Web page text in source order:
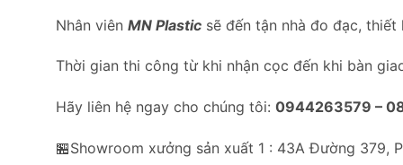
Nhân viên MN Plastic sẽ đến tận nhà đo đạc,
Thời gian thi công từ khi nhận cọc đến khi bàn
Hãy liên hệ ngay cho chúng tôi: 0944263579 –
🏪Showroom xưởng sản xuất 1 : 43A Đường 379,